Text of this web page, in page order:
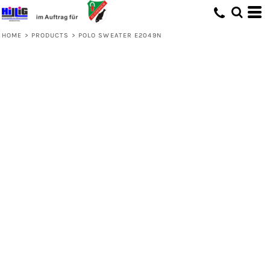
HOME > PRODUCTS > POLO SWEATER E2049N